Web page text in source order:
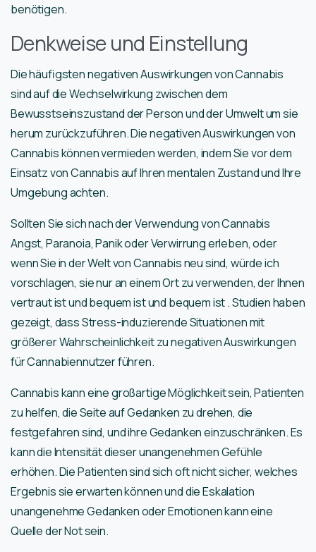
benötigen.
Denkweise und Einstellung
Die häufigsten negativen Auswirkungen von Cannabis
sind auf die Wechselwirkung zwischen dem
Bewusstseinszustand der Person und der Umwelt um sie
herum zurückzuführen. Die negativen Auswirkungen von
Cannabis können vermieden werden, indem Sie vor dem
Einsatz von Cannabis auf Ihren mentalen Zustand und Ihre
Umgebung achten.
Sollten Sie sich nach der Verwendung von Cannabis
Angst, Paranoia, Panik oder Verwirrung erleben, oder
wenn Sie in der Welt von Cannabis neu sind, würde ich
vorschlagen, sie nur an einem Ort zu verwenden, der Ihnen
vertraut ist und bequem ist und bequem ist . Studien haben
gezeigt, dass Stress-induzierende Situationen mit
größerer Wahrscheinlichkeit zu negativen Auswirkungen
für Cannabiennutzer führen.
Cannabis kann eine großartige Möglichkeit sein, Patienten
zu helfen, die Seite auf Gedanken zu drehen, die
festgefahren sind, und ihre Gedanken einzuschränken. Es
kann die Intensität dieser unangenehmen Gefühle
erhöhen. Die Patienten sind sich oft nicht sicher, welches
Ergebnis sie erwarten können und die Eskalation
unangenehme Gedanken oder Emotionen kann eine
Quelle der Not sein.